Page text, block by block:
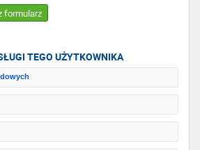
formularz
TEGO UŻYTKOWNIKA